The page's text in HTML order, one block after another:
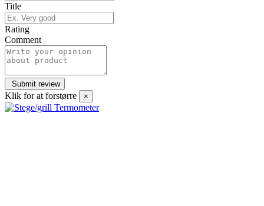
Title
Rating
Comment
Klik for at forstørre ×